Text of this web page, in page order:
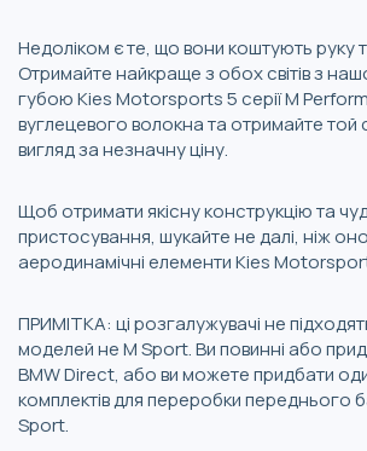
Недоліком є ​​те, що вони коштують руку
Отримайте найкраще з обох світів з
губою Kies Motorsports 5 серії M
вуглецевого волокна та отримайте той
вигляд за незначну ціну.
Щоб отримати якісну конструкцію та
пристосування, шукайте не далі, ніж
аеродинамічні елементи Kies
ПРИМІТКА: ці розгалужувачі не
моделей не M Sport. Ви повинні або
BMW Direct, або ви можете придбати
комплектів для переробки переднього
Sport.